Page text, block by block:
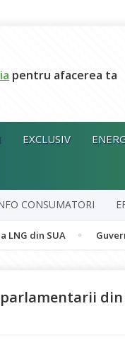
pentru afacerea ta
EXCLUSIV
CONSUMATORI
Guvernul
din